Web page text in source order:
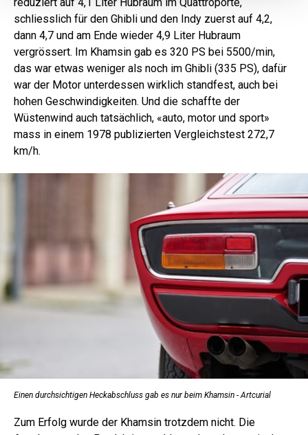
schliesslich für den Ghibli und den Indy zuerst auf 4,2,
dann 4,7 und am Ende wieder 4,9 Liter Hubraum
vergrössert. Im Khamsin gab es 320 PS bei 5500/min,
das war etwas weniger als noch im Ghibli (335 PS), dafür
war der Motor unterdessen wirklich standfest, auch bei
hohen Geschwindigkeiten. Und die schaffte der
Wüstenwind auch tatsächlich, «auto, motor und sport»
mass in einem 1978 publizierten Vergleichstest 272,7
km/h.
Einen durchsichtigen Heckabschluss gab es nur beim Khamsin - Artcurial
Zum Erfolg wurde der Khamsin trotzdem nicht. Die